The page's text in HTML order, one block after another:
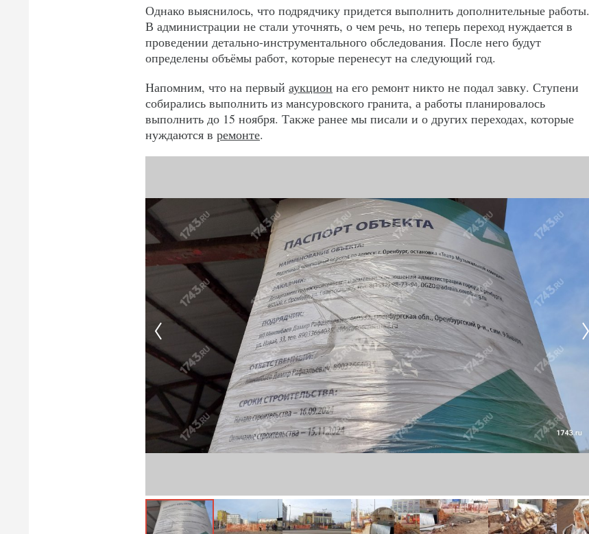
Однако выяснилось, что подрядчику придется выполнить дополнительные работы.
В администрации не стали уточнять, о чем речь, но теперь переход нуждается в
проведении детально-инструментального обследования. После него будут
определены объёмы работ, которые перенесут на следующий год.
Напомним, что на первый аукцион на его ремонт никто не подал завку. Ступени
собирались выполнить из мансуровского гранита, а работы планировалось
выполнить до 15 ноября. Также ранее мы писали и о других переходах, которые
нуждаются в ремонте.